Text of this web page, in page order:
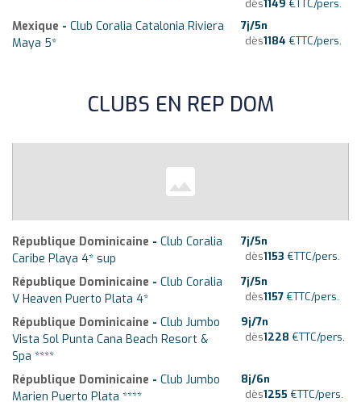
dès1149 €TTC/pers.
Mexique - Club Coralia Catalonia Riviera
Maya 5*
7j/5n
dès1184 €TTC/pers.
CLUBS EN REP DOM
République Dominicaine - Club Coralia
Caribe Playa 4* sup
7j/5n
dès1153 €TTC/pers.
République Dominicaine - Club Coralia
V Heaven Puerto Plata 4*
7j/5n
dès1157€TTC/pers.
République Dominicaine - Club Jumbo
Vista Sol Punta Cana Beach Resort &
Spa ****
9j/7n
dès1228 €TTC/pers.
République Dominicaine - Club Jumbo
Marien Puerto Plata ****
8j/6n
dès1255 €TTC/pers.